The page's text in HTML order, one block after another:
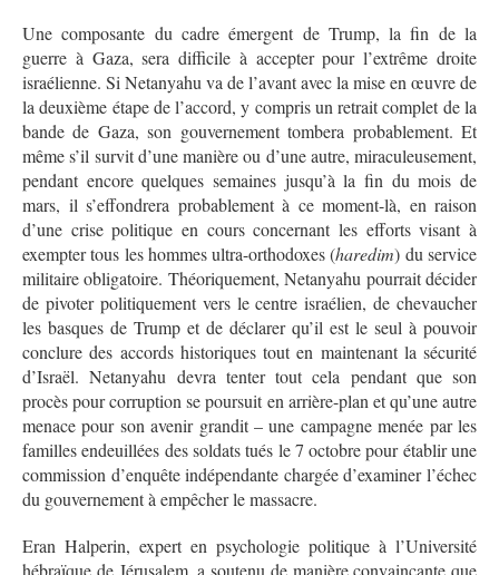
Une composante du cadre émergent de Trump, la fin de la
guerre à Gaza, sera difficile à accepter pour l’extrême droite
israélienne. Si Netanyahu va de l’avant avec la mise en œuvre de
la deuxième étape de l’accord, y compris un retrait complet de la
bande de Gaza, son gouvernement tombera probablement. Et
même s’il survit d’une manière ou d’une autre, miraculeusement,
pendant encore quelques semaines jusqu’à la fin du mois de
mars, il s’effondrera probablement à ce moment-là, en raison
d’une crise politique en cours concernant les efforts visant à
exempter tous les hommes ultra-orthodoxes (haredim) du service
militaire obligatoire. Théoriquement, Netanyahu pourrait décider
de pivoter politiquement vers le centre israélien, de chevaucher
les basques de Trump et de déclarer qu’il est le seul à pouvoir
conclure des accords historiques tout en maintenant la sécurité
d’Israël. Netanyahu devra tenter tout cela pendant que son
procès pour corruption se poursuit en arrière-plan et qu’une autre
menace pour son avenir grandit – une campagne menée par les
familles endeuillées des soldats tués le 7 octobre pour établir une
commission d’enquête indépendante chargée d’examiner l’échec
du gouvernement à empêcher le massacre.
Eran Halperin, expert en psychologie politique à l’Université
hébraïque de Jérusalem, a soutenu de manière convaincante que